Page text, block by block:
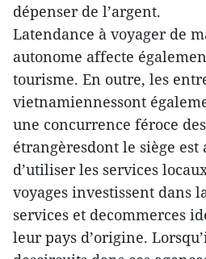
dépenser de l’argent.
Latendance à voyager de
autonome affecte
tourisme. En outre, les
vietnamiennessont
une concurrence féroce
étrangèresdont le siège
d’utiliser les services
voyages investissent dans
services et decommerces
leur pays d’origine.